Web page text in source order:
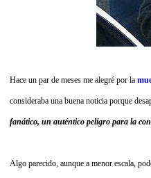
Hace un par de meses me alegré por la
consideraba una buena noticia porque
fanático, un auténtico peligro para la
Algo parecido, aunque a menor escala,